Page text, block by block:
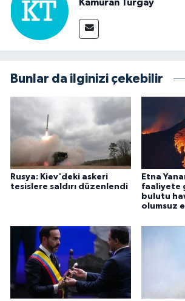
Kamuran Turgay
Bunlar da ilginizi çekebilir
Rusya: Kiev'deki askeri
tesislere saldırı düzenlendi
Etna
faaliyete
bulutu
olumsuz